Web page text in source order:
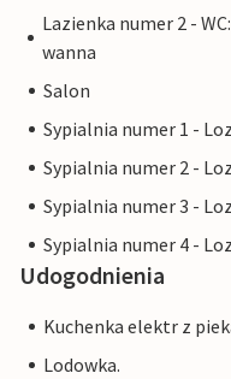
Lazienka numer 2 -
wanna
Salon
Sypialnia numer 1 -
Sypialnia numer 2 -
Sypialnia numer 3 -
Sypialnia numer 4 -
Udogodnienia
Kuchenka elektr z
Lodowka.